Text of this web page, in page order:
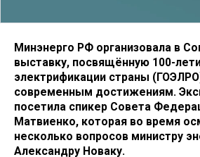
Минэнерго РФ организовала в
выставку, посвящённую 100-
электрификации страны
современным достижениям.
посетила спикер Совета
Матвиенко, которая во время
несколько вопросов министру
Александру Новаку.